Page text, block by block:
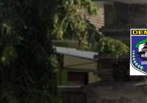
Skip
to
content